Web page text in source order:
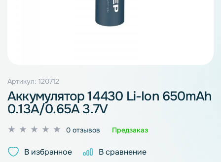
Артикул: 120712
Аккумулятор 14430 Li-Ion 650mAh
0.13A/0.65A 3.7V
Оценка
из
0 отзывов Предзаказ
В избранное В сравнение